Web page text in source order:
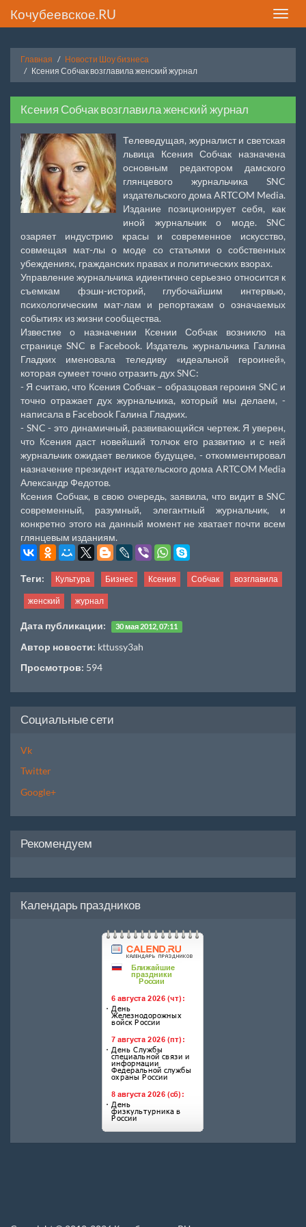
Toggle
Кочубеевское.RU
Главная
Новости Шоу бизнеса
Ксения Собчак возглавила женский журнал
Ксения Собчак возглавила женский журнал
Телеведущая, журналист и светская
львица Ксения Собчак назначена
основным редактором дамского
глянцевого журнальчика SNC
издательского дома ARTCOM Media.
Издание позиционирует себя, как
иной журнальчик о моде. SNC
озаряет индустрию красы и современное искусство,
совмещая мат-лы о моде со статьями о собственных
убеждениях, гражданских правах и политических взорах.
Управление журнальчика идиентично серьезно относится к
съемкам фэшн-историй, глубочайшим интервью,
психологическим мат-лам и репортажам о означаемых
событиях из жизни сообщества.
Известие о назначении Ксении Собчак возникло на
странице SNC в Facebook. Издатель журнальчика Галина
Гладких именовала теледиву «идеальной героиней»,
которая сумеет точно отразить дух SNC:
- Я считаю, что Ксения Собчак – образцовая героиня SNC и
точно отражает дух журнальчика, который мы делаем, -
написала в Facebook Галина Гладких.
- SNC - это динамичный, развивающийся чертеж. Я уверен,
что Ксения даст новейший толчок его развитию и с ней
журнальчик ожидает великое будущее, - откомментировал
назначение президент издательского дома ARTCOM Media
Александр Федотов.
Ксения Собчак, в свою очередь, заявила, что видит в SNC
современный, разумный, элегантный журнальчик, и
конкретно этого на данный момент не хватает почти всем
глянцевым изданиям.
Теги: Культура Бизнес Ксения Собчак возглавила
женский журнал
Дата публикации: 30 мая 2012, 07:11
Автор новости: kttussy3ah
Просмотров: 594
Социальные сети
Vk
Twitter
Google+
Рекомендуем
Календарь праздников